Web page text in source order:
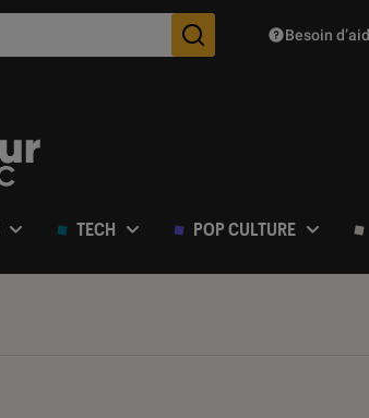
Des suggestions
Besoin
TECH POP CULTURE